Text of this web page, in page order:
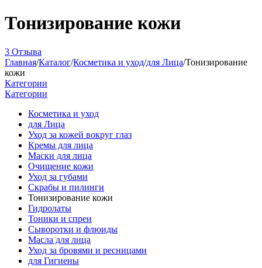
Тонизирование кожи
3 Отзыва
Главная/Каталог/Косметика и уход/для Лица/Тонизирование
кожи
Категории
Категории
Косметика и уход
для Лица
Уход за кожей вокруг глаз
Кремы для лица
Маски для лица
Очищение кожи
Уход за губами
Скрабы и пилинги
Тонизирование кожи
Гидролаты
Тоники и спреи
Сыворотки и флюиды
Масла для лица
Уход за бровями и ресницами
для Гигиены